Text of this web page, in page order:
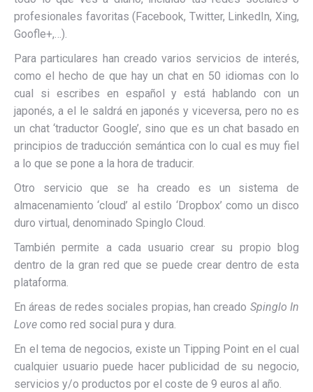
profesionales favoritas (Facebook, Twitter, LinkedIn, Xing,
Goofle+,…).
Para particulares han creado varios servicios de interés,
como el hecho de que hay un chat en 50 idiomas con lo
cual si escribes en español y está hablando con un
japonés, a el le saldrá en japonés y viceversa, pero no es
un chat ‘traductor Google’, sino que es un chat basado en
principios de traducción semántica con lo cual es muy fiel
a lo que se pone a la hora de traducir.
Otro servicio que se ha creado es un sistema de
almacenamiento ‘cloud’ al estilo ‘Dropbox’ como un disco
duro virtual, denominado Spinglo Cloud.
También permite a cada usuario crear su propio blog
dentro de la gran red que se puede crear dentro de esta
plataforma.
En áreas de redes sociales propias, han creado Spinglo In
Love como red social pura y dura.
En el tema de negocios, existe un Tipping Point en el cual
cualquier usuario puede hacer publicidad de su negocio,
servicios y/o productos por el coste de 9 euros al año.